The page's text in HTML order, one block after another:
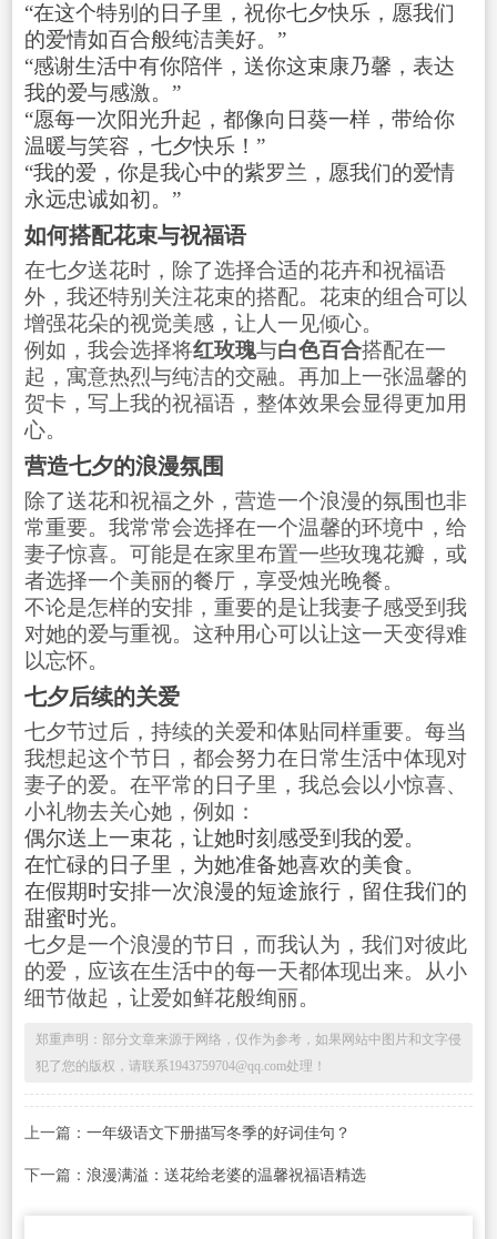
“在这个特别的日子里，祝你七夕快乐，愿我们
的爱情如百合般纯洁美好。”
“感谢生活中有你陪伴，送你这束康乃馨，表达
我的爱与感激。”
“愿每一次阳光升起，都像向日葵一样，带给你
温暖与笑容，七夕快乐！”
“我的爱，你是我心中的紫罗兰，愿我们的爱情
永远忠诚如初。”
如何搭配花束与祝福语
在七夕送花时，除了选择合适的花卉和祝福语
外，我还特别关注花束的搭配。花束的组合可以
增强花朵的视觉美感，让人一见倾心。
例如，我会选择将红玫瑰与白色百合搭配在一
起，寓意热烈与纯洁的交融。再加上一张温馨的
贺卡，写上我的祝福语，整体效果会显得更加用
心。
营造七夕的浪漫氛围
除了送花和祝福之外，营造一个浪漫的氛围也非
常重要。我常常会选择在一个温馨的环境中，给
妻子惊喜。可能是在家里布置一些玫瑰花瓣，或
者选择一个美丽的餐厅，享受烛光晚餐。
不论是怎样的安排，重要的是让我妻子感受到我
对她的爱与重视。这种用心可以让这一天变得难
以忘怀。
七夕后续的关爱
七夕节过后，持续的关爱和体贴同样重要。每当
我想起这个节日，都会努力在日常生活中体现对
妻子的爱。在平常的日子里，我总会以小惊喜、
小礼物去关心她，例如：
偶尔送上一束花，让她时刻感受到我的爱。
在忙碌的日子里，为她准备她喜欢的美食。
在假期时安排一次浪漫的短途旅行，留住我们的
甜蜜时光。
七夕是一个浪漫的节日，而我认为，我们对彼此
的爱，应该在生活中的每一天都体现出来。从小
细节做起，让爱如鲜花般绚丽。
郑重声明：部分文章来源于网络，仅作为参考，如果网站中图片和文字侵
犯了您的版权，请联系1943759704@qq.com处理！
上一篇： 一年级语文下册描写冬季的好词佳句？
下一篇： 浪漫满溢：送花给老婆的温馨祝福语精选